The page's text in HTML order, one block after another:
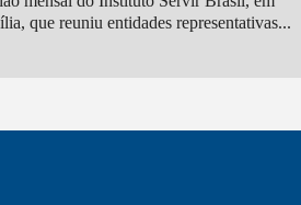
que reuniu entidades representativas...